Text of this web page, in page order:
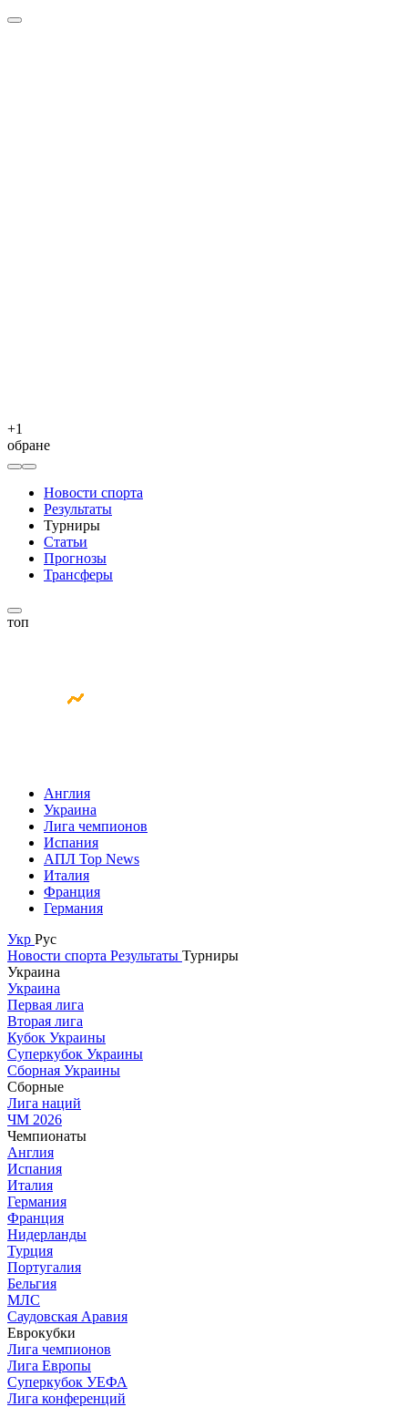
+1
обране
Новости спорта
Результаты
Турниры
Статьи
Прогнозы
Трансферы
топ
Англия
Украина
Лига чемпионов
Испания
АПЛ Top News
Италия
Франция
Германия
Укр Рус
Новости спорта Результаты Турниры
Украина
Украина
Первая лига
Вторая лига
Кубок Украины
Суперкубок Украины
Сборная Украины
Сборные
Лига наций
ЧМ 2026
Чемпионаты
Англия
Испания
Италия
Германия
Франция
Нидерланды
Турция
Португалия
Бельгия
МЛС
Саудовская Аравия
Еврокубки
Лига чемпионов
Лига Европы
Суперкубок УЕФА
Лига конференций